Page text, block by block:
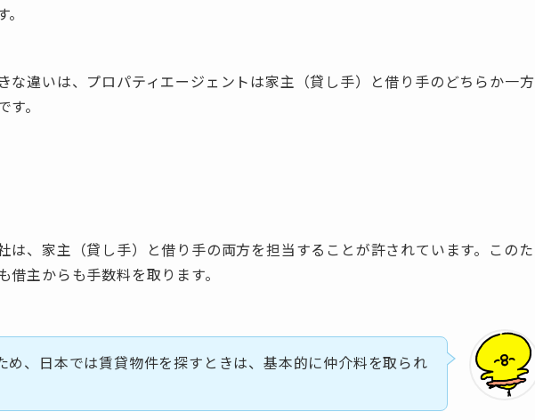
な違いは、 プロパティエージェントは家主（貸し手）と借り手のどちらか一方
。
は、家主（貸し手）と借り手の両方を担当することが許されています。このた
主からも手数料を取ります。
め、日本では賃貸物件を探すときは、基本的に仲介料を取られ